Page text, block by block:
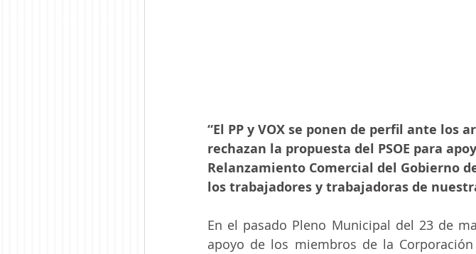
“El PP y VOX se ponen de perfil ante los
rechazan la propuesta del PSOE para
Relanzamiento Comercial del Gobierno
los trabajadores y trabajadoras de
En el pasado Pleno Municipal del 23 de
apoyo de los miembros de la